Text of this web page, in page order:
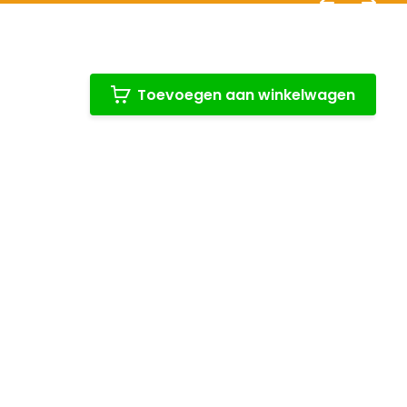
Toevoegen aan winkelwagen